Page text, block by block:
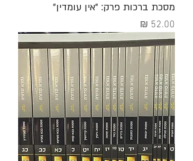
מסכת ברכות פרק: "אין עומדין"
מחיר